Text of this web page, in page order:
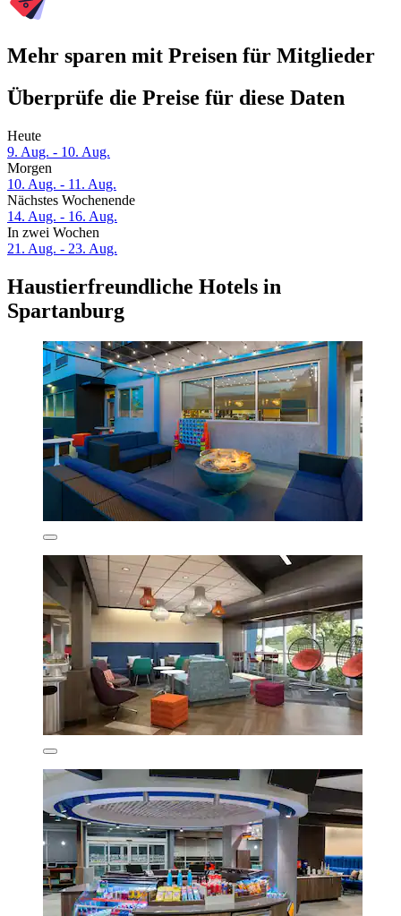
Mehr sparen mit Preisen für Mitglieder
Überprüfe die Preise für diese Daten
Heute
9. Aug. - 10. Aug.
Morgen
10. Aug. - 11. Aug.
Nächstes Wochenende
14. Aug. - 16. Aug.
In zwei Wochen
21. Aug. - 23. Aug.
Haustierfreundliche Hotels in
Spartanburg